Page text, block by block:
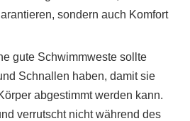
sondern auch Komfort
gute Schwimmweste sollte
Schnallen haben, damit sie
abgestimmt werden kann.
verrutscht nicht während des